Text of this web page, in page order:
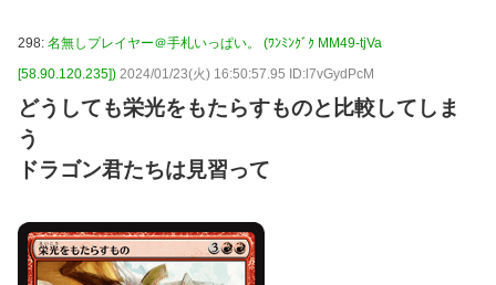
298: 名無しプレイヤー＠手札いっぱい。 (ﾜﾝﾐﾝｸﾞｸ MM49-tjVa
[58.90.120.235]) 2024/01/23(火) 16:50:57.95 ID:l7vGydPcM
どうしても栄光をもたらすものと比較してしま
う
ドラゴン君たちは見習って